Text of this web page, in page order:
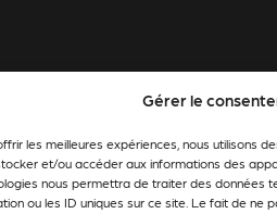
Gérer le
les meilleures expériences, nous utilisons
et/ou accéder aux informations des
nous permettra de traiter des données
ou les ID uniques sur ce site. Le fait de ne